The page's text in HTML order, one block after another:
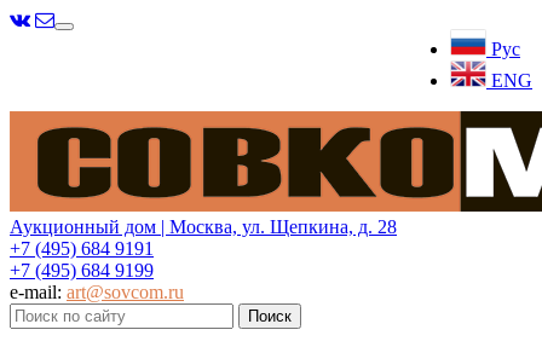
Рус
ENG
Меню
Аукционный дом | Москва, ул. Щепкина, д. 28
+7 (495) 684 9191
+7 (495) 684 9199
e-mail: art@sovcom.ru